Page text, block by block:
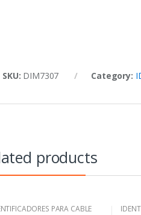
SKU: DIM7307 Category:
products
PARA CABLE